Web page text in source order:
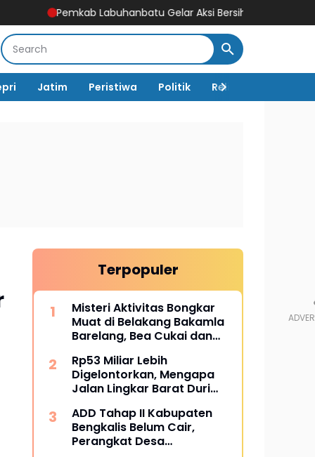
Labuhanbatu Gelar Aksi Bersih-Bersih Sambut HUT Ke-81
Jatim Peristiwa Politik Religi
Terpopuler
Misteri Aktivitas Bongkar
Muat di Belakang Bakamla
Barelang, Bea Cukai dan
Penindakan
Rp53 Miliar Lebih
Digelontorkan, Mengapa
Jalan Lingkar Barat Duri
Tanya?
ADD Tahap II Kabupaten
Bengkalis Belum Cair,
Perangkat Desa